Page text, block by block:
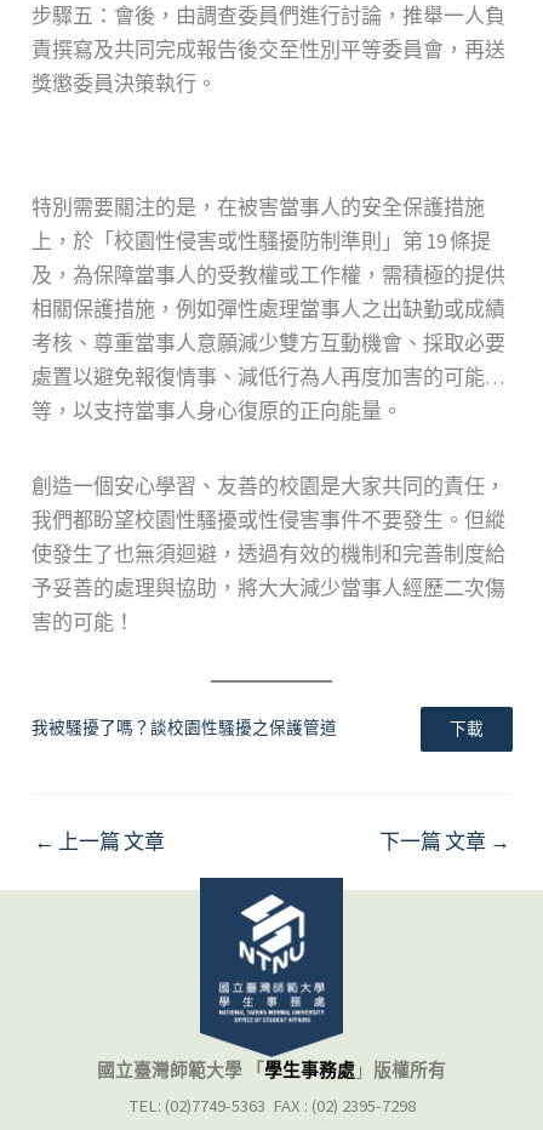
步驟五：會後，由調查委員們進行討論，推舉一人負
責撰寫及共同完成報告後交至性別平等委員會，再送
獎懲委員決策執行。
特別需要關注的是，在被害當事人的安全保護措施
上，於「校園性侵害或性騷擾防制準則」第 19 條提
及，為保障當事人的受教權或工作權，需積極的提供
相關保護措施，例如彈性處理當事人之出缺勤或成績
考核、尊重當事人意願減少雙方互動機會、採取必要
處置以避免報復情事、減低行為人再度加害的可能…
等，以支持當事人身心復原的正向能量。
創造一個安心學習、友善的校園是大家共同的責任，
我們都盼望校園性騷擾或性侵害事件不要發生。但縱
使發生了也無須迴避，透過有效的機制和完善制度給
予妥善的處理與協助，將大大減少當事人經歷二次傷
害的可能！
我被騷擾了嗎？談校園性騷擾之保護管道 下載
← 上一篇 文章 下一篇 文章 →
國立臺灣師範大學 「學生事務處 」 版權所有
TEL: (02)7749-5363 FAX : (02) 2395-7298